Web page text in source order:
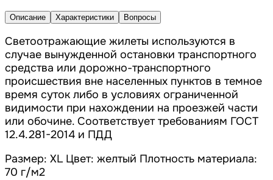
Описание Характеристики Вопросы
Светоотражающие жилеты используются в
случае вынужденной остановки транспортного
средства или дорожно-транспортного
происшествия вне населенных пунктов в темное
время суток либо в условиях ограниченной
видимости при нахождении на проезжей части
или обочине. Соответствует требованиям ГОСТ
12.4.281-2014 и ПДД
Размер: XL Цвет: желтый Плотность материала:
70 г/м2